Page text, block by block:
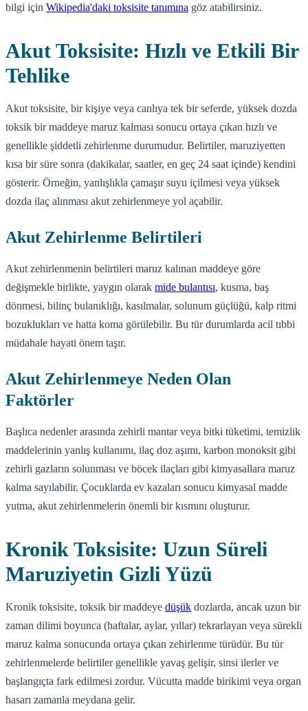
bilgi için Wikipedia'daki toksisite tanımına göz atabilirsiniz.
Akut Toksisite: Hızlı ve Etkili Bir
Tehlike
Akut toksisite, bir kişiye veya canlıya tek bir seferde, yüksek dozda
toksik bir maddeye maruz kalması sonucu ortaya çıkan hızlı ve
genellikle şiddetli zehirlenme durumudur. Belirtiler, maruziyetten
kısa bir süre sonra (dakikalar, saatler, en geç 24 saat içinde) kendini
gösterir. Örneğin, yanlışlıkla çamaşır suyu içilmesi veya yüksek
dozda ilaç alınması akut zehirlenmeye yol açabilir.
Akut Zehirlenme Belirtileri
Akut zehirlenmenin belirtileri maruz kalınan maddeye göre
değişmekle birlikte, yaygın olarak mide bulantısı, kusma, baş
dönmesi, bilinç bulanıklığı, kasılmalar, solunum güçlüğü, kalp ritmi
bozuklukları ve hatta koma görülebilir. Bu tür durumlarda acil tıbbi
müdahale hayati önem taşır.
Akut Zehirlenmeye Neden Olan
Faktörler
Başlıca nedenler arasında zehirli mantar veya bitki tüketimi, temizlik
maddelerinin yanlış kullanımı, ilaç doz aşımı, karbon monoksit gibi
zehirli gazların solunması ve böcek ilaçları gibi kimyasallara maruz
kalma sayılabilir. Çocuklarda ev kazaları sonucu kimyasal madde
yutma, akut zehirlenmelerin önemli bir kısmını oluşturur.
Kronik Toksisite: Uzun Süreli
Maruziyetin Gizli Yüzü
Kronik toksisite, toksik bir maddeye düşük dozlarda, ancak uzun bir
zaman dilimi boyunca (haftalar, aylar, yıllar) tekrarlayan veya sürekli
maruz kalma sonucunda ortaya çıkan zehirlenme türüdür. Bu tür
zehirlenmelerde belirtiler genellikle yavaş gelişir, sinsi ilerler ve
başlangıçta fark edilmesi zordur. Vücutta madde birikimi veya organ
hasarı zamanla meydana gelir.